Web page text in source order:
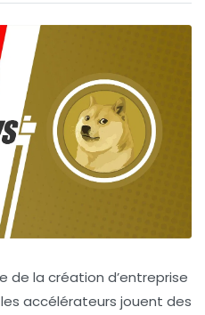
de la création d’entreprise
accélérateurs jouent des